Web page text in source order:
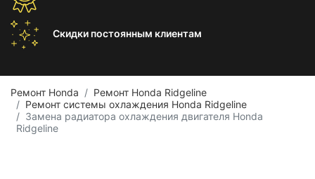
Скидки постоянным клиентам
Ремонт Honda
Ремонт Honda Ridgeline
Ремонт системы охлаждения Honda Ridgeline
Замена радиатора охлаждения двигателя Honda
Ridgeline